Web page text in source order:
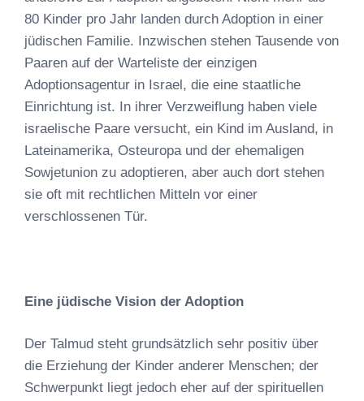
80 Kinder pro Jahr landen durch Adoption in einer
jüdischen Familie. Inzwischen stehen Tausende von
Paaren auf der Warteliste der einzigen
Adoptionsagentur in Israel, die eine staatliche
Einrichtung ist. In ihrer Verzweiflung haben viele
israelische Paare versucht, ein Kind im Ausland, in
Lateinamerika, Osteuropa und der ehemaligen
Sowjetunion zu adoptieren, aber auch dort stehen
sie oft mit rechtlichen Mitteln vor einer
verschlossenen Tür.
Eine jüdische Vision der Adoption
Der Talmud steht grundsätzlich sehr positiv über
die Erziehung der Kinder anderer Menschen; der
Schwerpunkt liegt jedoch eher auf der spirituellen